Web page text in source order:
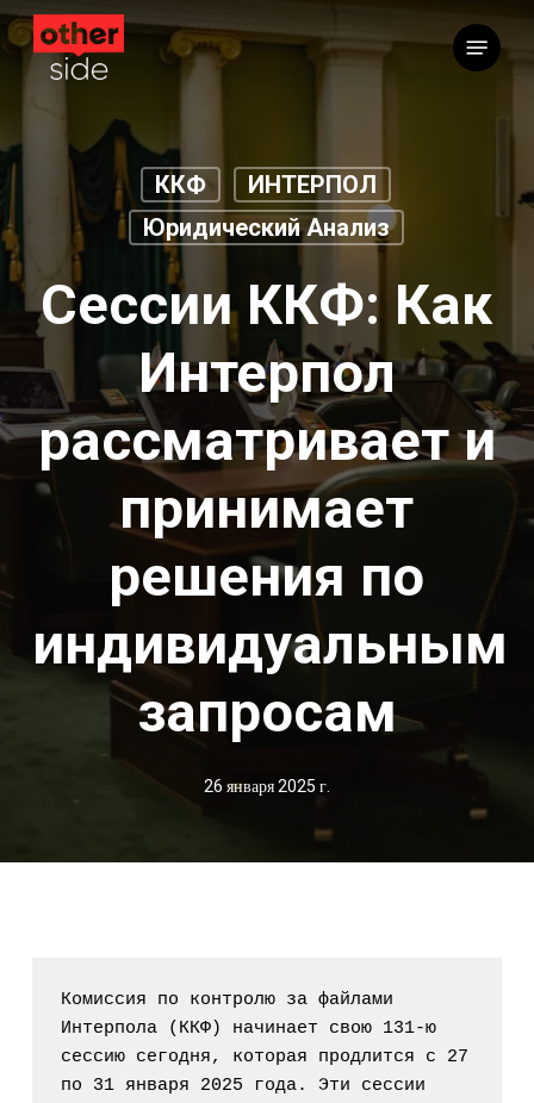
Перейти
основному
Меню
ККФ
ИНТЕРПОЛ
Юридический Анализ
Сессии ККФ: Как
Интерпол
рассматривает и
принимает
решения по
индивидуальным
запросам
26 января 2025 г.
Комиссия по контролю за файлами
Интерпола (ККФ) начинает свою 131-ю
сессию сегодня, которая продлится с 27
по 31 января 2025 года. Эти сессии